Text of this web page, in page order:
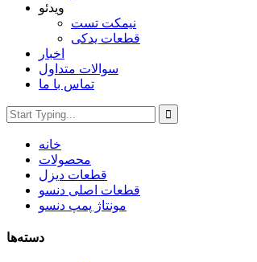
ویدئو
نیمکت تست
قطعات یدکی
اخبار
سوالات متداول
تماس با ما
خانه
محصولات
قطعات دیزل
قطعات اصلی دنسو
مونتاژ پمپ دنسو
دسته‌ها